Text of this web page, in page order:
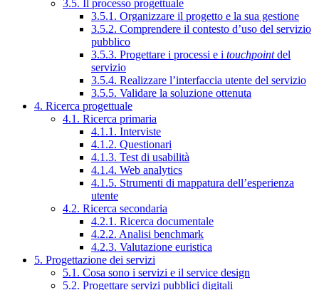
3.5. Il processo progettuale
3.5.1. Organizzare il progetto e la sua gestione
3.5.2. Comprendere il contesto d’uso del servizio
pubblico
3.5.3. Progettare i processi e i touchpointdel
servizio
3.5.4. Realizzare l’interfaccia utente del servizio
3.5.5. Validare la soluzione ottenuta
4. Ricerca progettuale
4.1. Ricerca primaria
4.1.1. Interviste
4.1.2. Questionari
4.1.3. Test di usabilità
4.1.4. Web analytics
4.1.5. Strumenti di mappatura dell’esperienza
utente
4.2. Ricerca secondaria
4.2.1. Ricerca documentale
4.2.2. Analisi benchmark
4.2.3. Valutazione euristica
5. Progettazione dei servizi
5.1. Cosa sono i servizi e il service design
5.2. Progettare servizi pubblici digitali